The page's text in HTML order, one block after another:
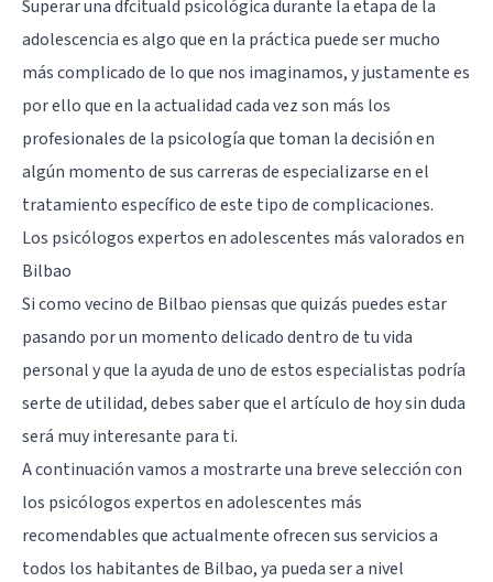
Superar una dfcituald psicológica durante la etapa de la
adolescencia es algo que en la práctica puede ser mucho
más complicado de lo que nos imaginamos, y justamente es
por ello que en la actualidad cada vez son más los
profesionales de la psicología que toman la decisión en
algún momento de sus carreras de especializarse en el
tratamiento específico de este tipo de complicaciones.
Los psicólogos expertos en adolescentes más valorados en
Bilbao
Si como vecino de Bilbao piensas que quizás puedes estar
pasando por un momento delicado dentro de tu vida
personal y que la ayuda de uno de estos especialistas podría
serte de utilidad, debes saber que el artículo de hoy sin duda
será muy interesante para ti.
A continuación vamos a mostrarte una breve selección con
los psicólogos expertos en adolescentes más
recomendables que actualmente ofrecen sus servicios a
todos los habitantes de Bilbao, ya pueda ser a nivel